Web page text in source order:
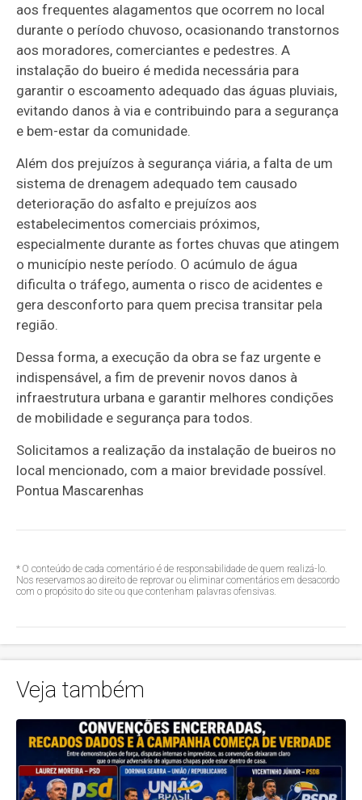
aos frequentes alagamentos que ocorrem no local
durante o período chuvoso, ocasionando transtornos
aos moradores, comerciantes e pedestres. A
instalação do bueiro é medida necessária para
garantir o escoamento adequado das águas pluviais,
evitando danos à via e contribuindo para a segurança
e bem-estar da comunidade.
Além dos prejuízos à segurança viária, a falta de um
sistema de drenagem adequado tem causado
deterioração do asfalto e prejuízos aos
estabelecimentos comerciais próximos,
especialmente durante as fortes chuvas que atingem
o município neste período. O acúmulo de água
dificulta o tráfego, aumenta o risco de acidentes e
gera desconforto para quem precisa transitar pela
região.
Dessa forma, a execução da obra se faz urgente e
indispensável, a fim de prevenir novos danos à
infraestrutura urbana e garantir melhores condições
de mobilidade e segurança para todos.
Solicitamos a realização da instalação de bueiros no
local mencionado, com a maior brevidade possível.
Pontua Mascarenhas
* O conteúdo de cada comentário é de responsabilidade de quem realizá-lo.
Nos reservamos ao direito de reprovar ou eliminar comentários em desacordo
com o propósito do site ou que contenham palavras ofensivas.
Veja também